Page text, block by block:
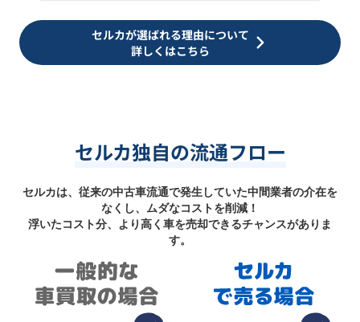
セルカが選ばれる理由について
詳しくはこちら
セルカ独自の流通フロー
セルカは、従来の中古車流通で発生していた中間業者の介在を
なくし、ムダなコストを削減！
浮いたコスト分、より高く車を売却できるチャンスがありま
す。